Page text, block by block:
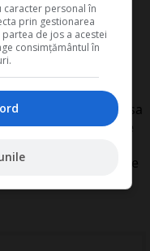
Conta
este alcatuita din
dovedita pe
contabilitate si
si-a propus sa
interesant si bine
legislativa cu care
personal în
prin gestionarea
de jos a acestei
consimțământul în